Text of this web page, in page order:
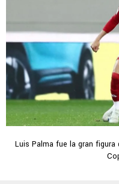
Luis Palma fue la gran